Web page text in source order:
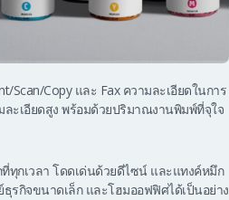
Scan/Copy และ Fax ความละเอียดในการ
ละเอียดสูง พร้อมด้วยปริมาณงานพิมพ์ที่จุใจ
ทุกเวลา โดดเด่นด้วยดีไซน์ และแทงค์หมึก
ธุรกิจขนาดเล็ก และโฮมออฟฟิศได้เป็นอย่าง